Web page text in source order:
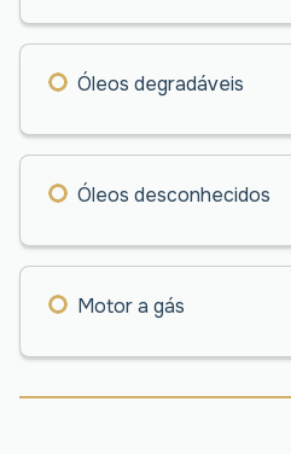
Óleos degradáveis
Óleos desconhecidos
Motor a gás